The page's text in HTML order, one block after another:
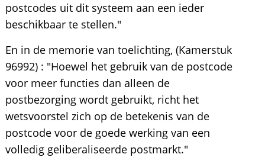
postcodes uit dit systeem aan een ieder
beschikbaar te stellen."
En in de memorie van toelichting, (Kamerstuk
96992) : "Hoewel het gebruik van de postcode
voor meer functies dan alleen de
postbezorging wordt gebruikt, richt het
wetsvoorstel zich op de betekenis van de
postcode voor de goede werking van een
volledig geliberaliseerde postmarkt."